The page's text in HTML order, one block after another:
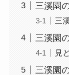
三溪園
三
三溪園
見
三溪園